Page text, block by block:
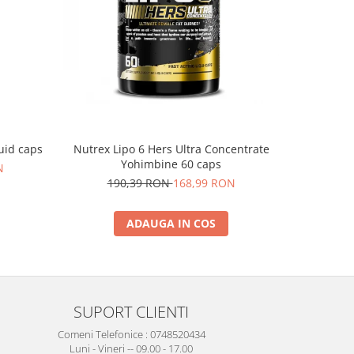
caps
Nutrex Lipo 6 Hers Ultra Concentrate
Yohimbine 60 caps
190,39 RON168,99 RON
ADAUGA IN COS
SUPORT CLIENTI
Comeni Telefonice : 0748520434
Luni - Vineri -- 09.00 - 17.00